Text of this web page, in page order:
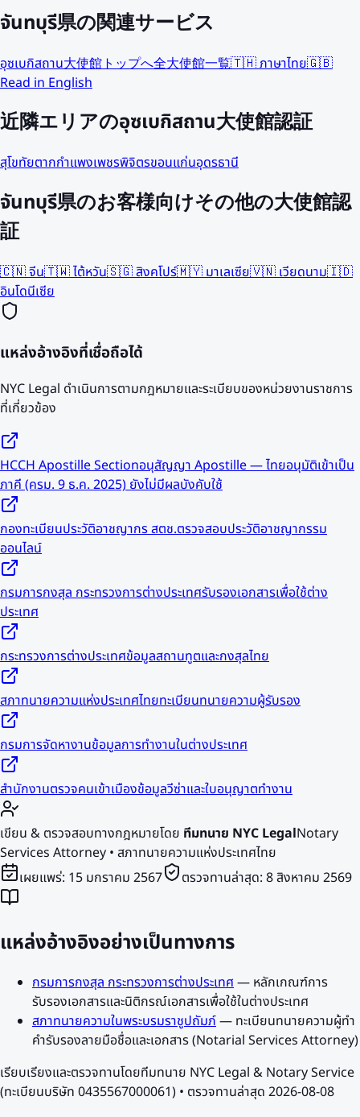
จันทบุรี県の関連サービス
อุซเบกิสถาน大使館トップへ全大使館一覧🇹🇭 ภาษาไทย🇬🇧
Read in English
近隣エリアのอุซเบกิสถาน大使館認証
สุโขทัยตากกำแพงเพชรพิจิตรขอนแก่นอุดรธานี
จันทบุรี県のお客様向けその他の大使館認
証
🇨🇳จีน🇹🇼ไต้หวัน🇸🇬สิงคโปร์🇲🇾มาเลเซีย🇻🇳เวียดนาม🇮🇩
อินโดนีเซีย
แหล่งอ้างอิงที่เชื่อถือได้
NYC Legal ดำเนินการตามกฎหมายและระเบียบของหน่วยงานราชการ
ที่เกี่ยวข้อง
HCCH Apostille Sectionอนุสัญญา Apostille — ไทยอนุมัติเข้าเป็น
ภาคี (ครม. 9 ธ.ค. 2025) ยังไม่มีผลบังคับใช้
กองทะเบียนประวัติอาชญากร สตช.ตรวจสอบประวัติอาชญากรรม
ออนไลน์
กรมการกงสุล กระทรวงการต่างประเทศรับรองเอกสารเพื่อใช้ต่าง
ประเทศ
กระทรวงการต่างประเทศข้อมูลสถานทูตและกงสุลไทย
สภาทนายความแห่งประเทศไทยทะเบียนทนายความผู้รับรอง
กรมการจัดหางานข้อมูลการทำงานในต่างประเทศ
สำนักงานตรวจคนเข้าเมืองข้อมูลวีซ่าและใบอนุญาตทำงาน
เขียน & ตรวจสอบทางกฎหมายโดย ทีมทนาย NYC LegalNotary
Services Attorney • สภาทนายความแห่งประเทศไทย
เผยแพร่: 15 มกราคม 2567 ตรวจทานล่าสุด: 8 สิงหาคม 2569
แหล่งอ้างอิงอย่างเป็นทางการ
กรมการกงสุล กระทรวงการต่างประเทศ— หลักเกณฑ์การ
รับรองเอกสารและนิติกรณ์เอกสารเพื่อใช้ในต่างประเทศ
สภาทนายความในพระบรมราชูปถัมภ์— ทะเบียนทนายความผู้ทำ
คำรับรองลายมือชื่อและเอกสาร (Notarial Services Attorney)
เรียบเรียงและตรวจทานโดยทีมทนาย NYC Legal & Notary Service
(ทะเบียนบริษัท 0435567000061) • ตรวจทานล่าสุด 2026-08-08